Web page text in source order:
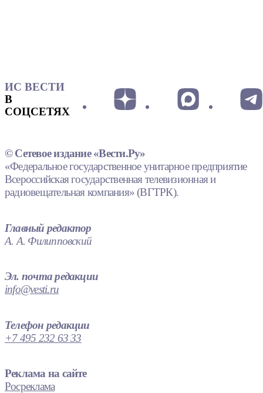
ИС ВЕСТИ
В
СОЦСЕТЯХ
© Сетевое издание «Вести.Ру»
«Федеральное государственное унитарное предприятие
Всероссийская государственная телевизионная и
радиовещательная компания» (ВГТРК).
Главный редактор
А. А. Филипповский
Эл. почта редакции
info@vesti.ru
Телефон редакции
+7 495 232 63 33
Реклама на сайте
Росреклама